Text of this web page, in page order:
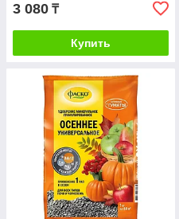
3 080 ₸
Купить